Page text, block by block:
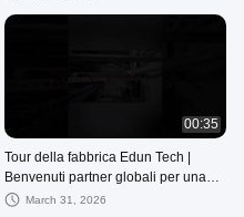
00:35
Tour della fabbrica Edun Tech |
Benvenuti partner globali per una
cooperazione a lungo termine
March 31, 2026